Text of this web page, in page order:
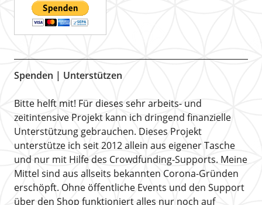
Spenden | Unterstützen
Bitte helft mit! Für dieses sehr arbeits- und
zeitintensive Projekt kann ich dringend finanzielle
Unterstützung gebrauchen. Dieses Projekt
unterstütze ich seit 2012 allein aus eigener Tasche
und nur mit Hilfe des Crowdfunding-Supports. Meine
Mittel sind aus allseits bekannten Corona-Gründen
erschöpft. Ohne öffentliche Events und den Support
über den Shop funktioniert alles nur noch auf